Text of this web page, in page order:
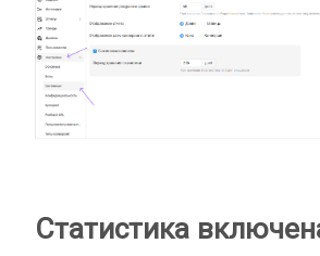
Cтатистика